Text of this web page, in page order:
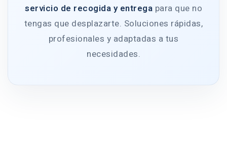
servicio de recogida y entrega para que no
tengas que desplazarte. Soluciones rápidas,
profesionales y adaptadas a tus
necesidades.